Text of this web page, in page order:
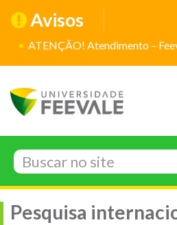
Avisos
ATENÇÃO! Atendimento –
Pesquisa